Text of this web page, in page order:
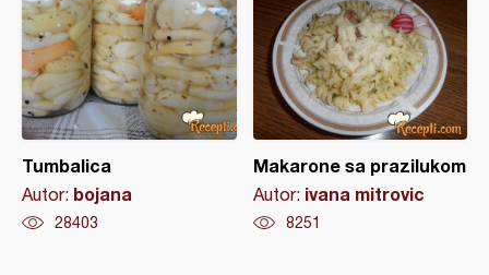
Tumbalica
Autor: bojana
28403
Makarone sa prazilukom
Autor: ivana mitrovic
8251